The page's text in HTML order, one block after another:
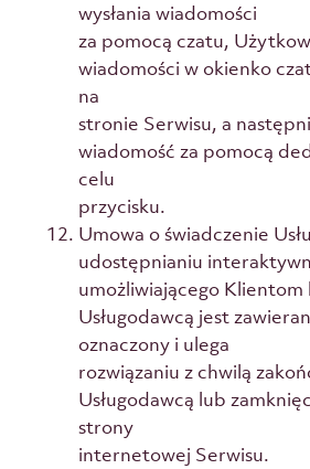
wysłania wiadomości
za pomocą czatu,
wiadomości w okienko
na
stronie Serwisu, a
wiadomość za pomocą
celu
przycisku.
Umowa o świadczenie
udostępnianiu
umożliwiającego
Usługodawcą jest
oznaczony i ulega
rozwiązaniu z chwilą
Usługodawcą lub
strony
internetowej Serwisu.